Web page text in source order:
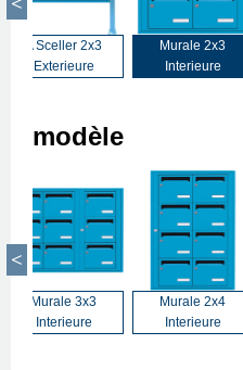
A Sceller 2x3
Exterieure
Murale 2x3
Interieure
modèle
Murale 3x3
Interieure
Murale 2x4
Interieure